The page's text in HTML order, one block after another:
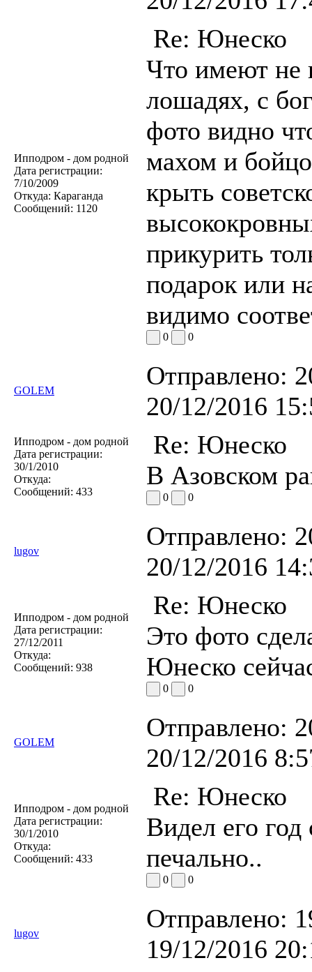
Ипподром - дом родной
Дата регистрации:
7/10/2009
Откуда: Караганда
Сообщений: 1120
Re: Юнеско
Что имеют не
лошадях, с
фото видно
махом и
крыть
прикурить
подарок или
видимо
0 0
GOLEM
Отправлено:
20/12/2016
Ипподром - дом родной
Дата регистрации:
30/1/2010
Откуда:
Сообщений: 433
Re: Юнеско
В Азовском
0 0
lugov
Отправлено:
20/12/2016
Ипподром - дом родной
Дата регистрации:
27/12/2011
Откуда:
Сообщений: 938
Re: Юнеско
Это фото
Юнеско
0 0
GOLEM
Отправлено:
20/12/2016
Ипподром - дом родной
Дата регистрации:
30/1/2010
Откуда:
Сообщений: 433
Re: Юнеско
Видел его
печально..
0 0
lugov
Отправлено:
19/12/2016